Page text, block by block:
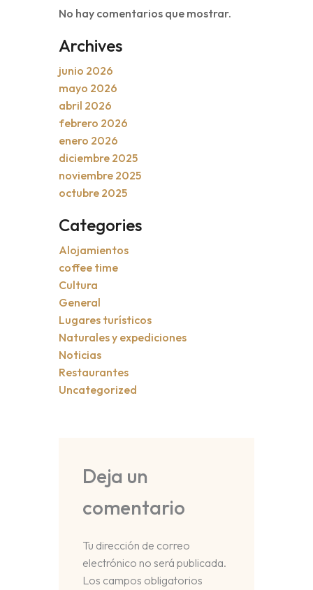
No hay comentarios que mostrar.
Archives
junio 2026
mayo 2026
abril 2026
febrero 2026
enero 2026
diciembre 2025
noviembre 2025
octubre 2025
Categories
Alojamientos
coffee time
Cultura
General
Lugares turísticos
Naturales y expediciones
Noticias
Restaurantes
Uncategorized
Deja un
comentario
Tu dirección de correo
electrónico no será publicada.
Los campos obligatorios